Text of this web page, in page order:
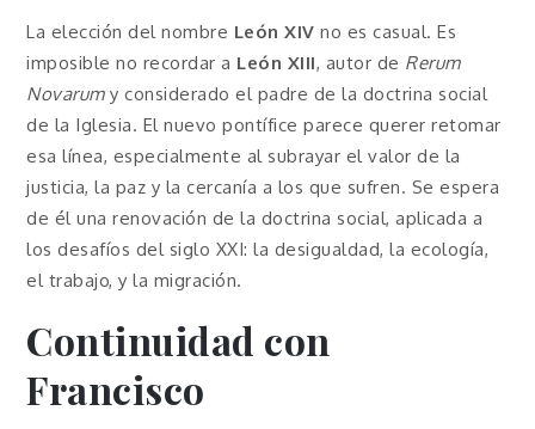
La elección del nombre León XIV no es casual. Es
imposible no recordar a León XIII, autor de Rerum
Novarumy considerado el padre de la doctrina social
de la Iglesia. El nuevo pontífice parece querer retomar
esa línea, especialmente al subrayar el valor de la
justicia, la paz y la cercanía a los que sufren. Se espera
de él una renovación de la doctrina social, aplicada a
los desafíos del siglo XXI: la desigualdad, la ecología,
el trabajo, y la migración.
Continuidad con
Francisco